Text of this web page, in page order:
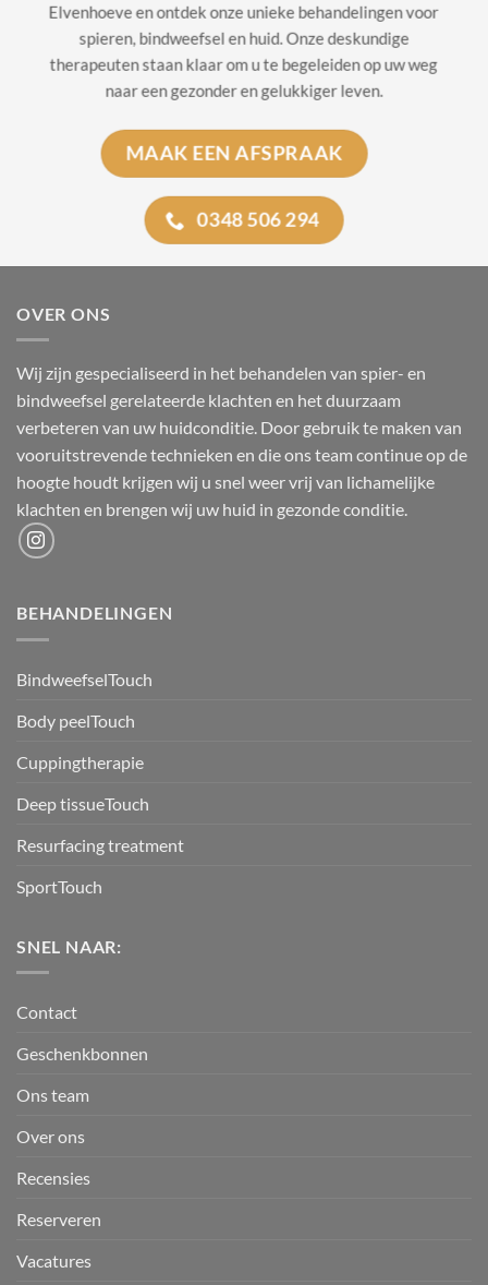
Elvenhoeve en ontdek onze unieke behandelingen voor
spieren, bindweefsel en huid. Onze deskundige
therapeuten staan klaar om u te begeleiden op uw weg
naar een gezonder en gelukkiger leven.
MAAK EEN AFSPRAAK
0348 506 294
OVER ONS
Wij zijn gespecialiseerd in het behandelen van spier- en
bindweefsel gerelateerde klachten en het duurzaam
verbeteren van uw huidconditie. Door gebruik te maken van
vooruitstrevende technieken en die ons team continue op de
hoogte houdt krijgen wij u snel weer vrij van lichamelijke
klachten en brengen wij uw huid in gezonde conditie.
BEHANDELINGEN
BindweefselTouch
Body peelTouch
Cuppingtherapie
Deep tissueTouch
Resurfacing treatment
SportTouch
SNEL NAAR:
Contact
Geschenkbonnen
Ons team
Over ons
Recensies
Reserveren
Vacatures